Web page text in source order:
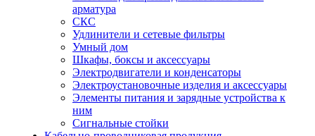
арматура
СКС
Удлинители и сетевые фильтры
Умный дом
Шкафы, боксы и аксессуары
Электродвигатели и конденсаторы
Электроустановочные изделия и аксессуары
Элементы питания и зарядные устройства к
ним
Сигнальные стойки